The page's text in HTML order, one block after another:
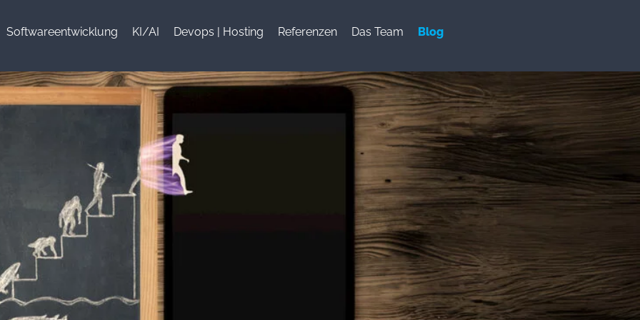
Softwareentwicklung KI/AI Devops | Hosting Referenzen Das Team Blog